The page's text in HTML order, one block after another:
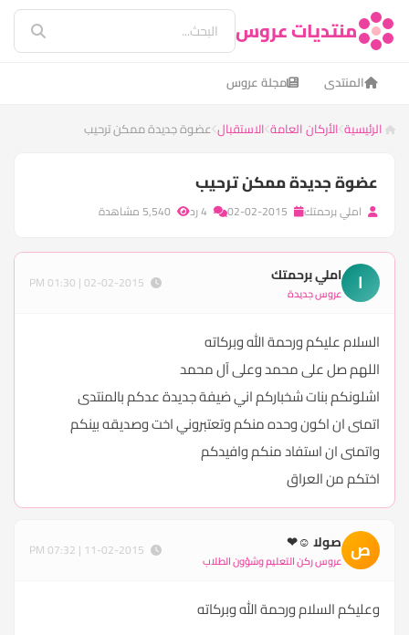
منتديات عروس
المنتدى مجلة عروس
الرئيسية الأركان العامة الاستقبال عضوة جديدة ممكن ترحيب
عضوة جديدة ممكن ترحيب
املي برحمتك
ا املي برحمتك
عروس جديدة
السلام عليكم ورحمة الله وبركاته
اللهم صل على محمد وعلى آل محمد
اشلونكم بنات شخباركم اني ضيفة جديدة عدكم بالمنتدى
اتمنى ان اكون وحده منكم وتعتبروني اخت وصديقه بينكم
واتمنى ان استفاد منكم وافيدكم
اختكم من العراق
ص صولا ☺❤
عروس ركن التعليم وشؤون الطلاب
وعليكم السلام ورحمة الله وبركاته